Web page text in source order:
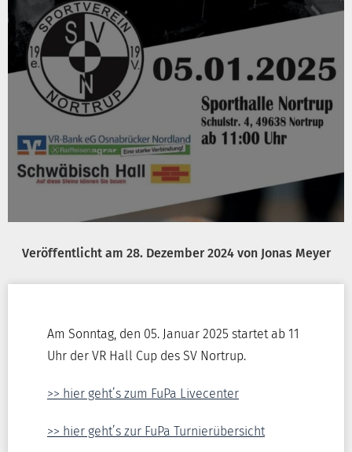
Veröffentlicht am 28. Dezember 2024von Jonas Meyer
Am Sonntag, den 05. Januar 2025 startet ab 11
Uhr der VR Hall Cup des SV Nortrup.
>> hier geht’s zum FuPa Livecenter
>> hier geht’s zur FuPa Turnierübersicht